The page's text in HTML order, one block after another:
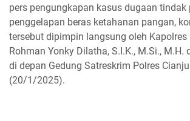
pers pengungkapan kasus dugaan tindak
penggelapan beras ketahanan pangan,
tersebut dipimpin langsung oleh Kapolres
Rohman Yonky Dilatha, S.I.K., M.Si., M.H.
di depan Gedung Satreskrim Polres
(20/1/2025).